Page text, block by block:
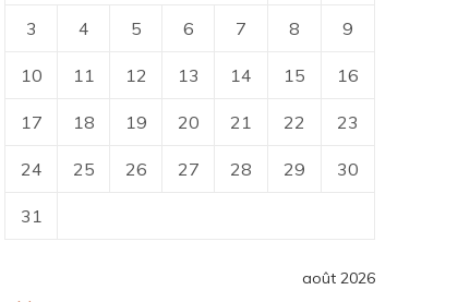
août 2026
3 4 5 6 7 8 9
10 11 12 13 14 15 16
17 18 19 20 21 22 23
24 25 26 27 28 29 30
31